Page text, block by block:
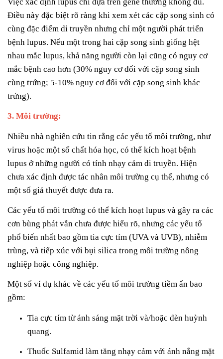
Điều này đặc biệt rõ ràng khi xem xét các cặp song sinh có
cùng đặc điểm di truyền nhưng chỉ một người phát triển
bệnh lupus. Nếu một trong hai cặp song sinh giống hệt
nhau mắc lupus, khả năng người còn lại cũng có nguy cơ
mắc bệnh cao hơn (30% nguy cơ đối với cặp song sinh
cùng trứng; 5-10% nguy cơ đối với cặp song sinh khác
trứng).
3. Môi trường:
Nhiều nhà nghiên cứu tin rằng các yếu tố môi trường, như
virus hoặc một số chất hóa học, có thể kích hoạt bệnh
lupus ở những người có tính nhạy cảm di truyền. Hiện
chưa xác định được tác nhân môi trường cụ thể, nhưng có
một số giả thuyết được đưa ra.
Các yếu tố môi trường có thể kích hoạt lupus và gây ra các
cơn bùng phát vẫn chưa được hiểu rõ, nhưng các yếu tố
phổ biến nhất bao gồm tia cực tím (UVA và UVB), nhiễm
trùng, và tiếp xúc với bụi silica trong môi trường nông
nghiệp hoặc công nghiệp.
Một số ví dụ khác về các yếu tố môi trường tiềm ẩn bao
gồm:
Tia cực tím từ ánh sáng mặt trời và/hoặc đèn huỳnh
quang.
Thuốc Sulfamid làm tăng nhạy cảm với ánh nắng mặt